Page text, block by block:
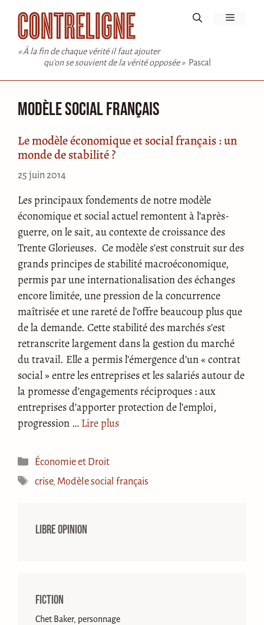
contenu
« À la fin de chaque vérité il faut ajouter
qu'on se souvient de la vérité opposée » Pascal
Menu
Modèle social français
Le modèle économique et social français : un
monde de stabilité ?
25 juin 2014
Les principaux fondements de notre modèle
économique et social actuel remontent à l’après-
guerre, on le sait, au contexte de croissance des
Trente Glorieuses. Ce modèle s’est construit sur des
grands principes de stabilité macroéconomique,
permis par une internationalisation des échanges
encore limitée, une pression de la concurrence
maîtrisée et une rareté de l’offre beaucoup plus que
de la demande. Cette stabilité des marchés s’est
retranscrite largement dans la gestion du marché
du travail. Elle a permis l’émergence d’un « contrat
social » entre les entreprises et les salariés autour de
la promesse d’engagements réciproques : aux
entreprises d’apporter protection de l’emploi,
progression … Lire plus
Catégories
Économie et Droit
Étiquettes
crise, Modèle social français
Libre opinion
Fiction
Chet Baker, personnage